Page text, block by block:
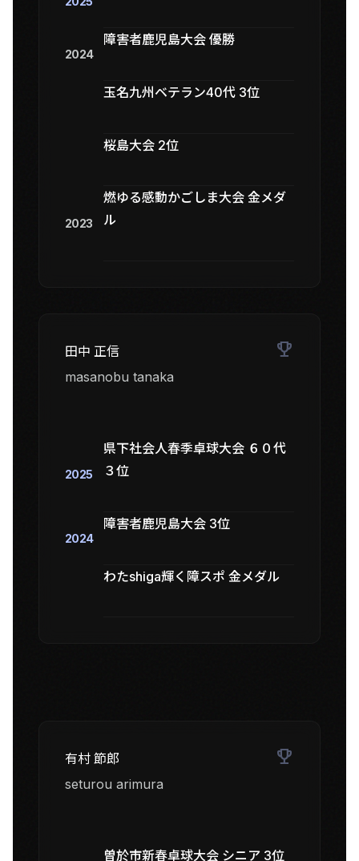
2024
障害者鹿児島大会 優勝
玉名九州ベテラン40代 3位
桜島大会 2位
2023
燃ゆる感動かごしま大会 金メダ
ル
田中 正信
masanobu tanaka
trophy
2025
県下社会人春季卓球大会 ６０代
３位
2024
障害者鹿児島大会 3位
わたshiga輝く障スポ 金メダル
有村 節郎
seturou arimura
emoji_events
曽於市新春卓球大会 シニア 3位